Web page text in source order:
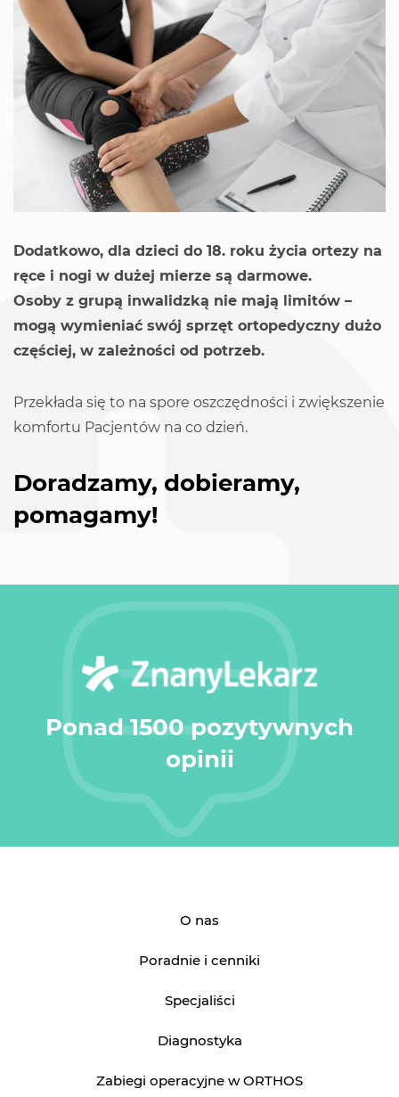
Dodatkowo, dla dzieci do 18. roku życia ortezy na
ręce i nogi w dużej mierze są darmowe.
Osoby z grupą inwalidzką nie mają limitów –
mogą wymieniać swój sprzęt ortopedyczny dużo
częściej, w zależności od potrzeb.
Przekłada się to na spore oszczędności i zwiększenie
komfortu Pacjentów na co dzień.
Doradzamy, dobieramy,
pomagamy!
Ponad 1500 pozytywnych
opinii
O nas
Poradnie i cenniki
Specjaliści
Diagnostyka
Zabiegi operacyjne w ORTHOS